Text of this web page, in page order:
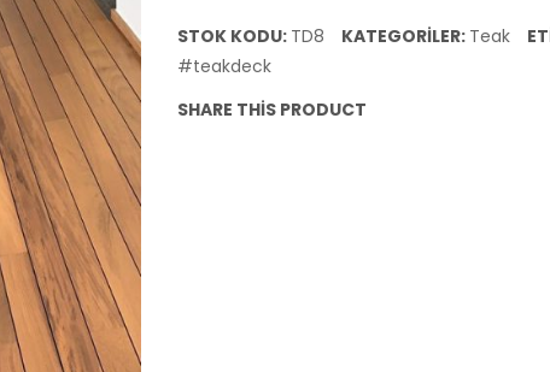
120x120x2,5
cm
adet
STOK KODU: TD8 KATEGORILER: Teak
#teakdeck
SHARE THIS PRODUCT